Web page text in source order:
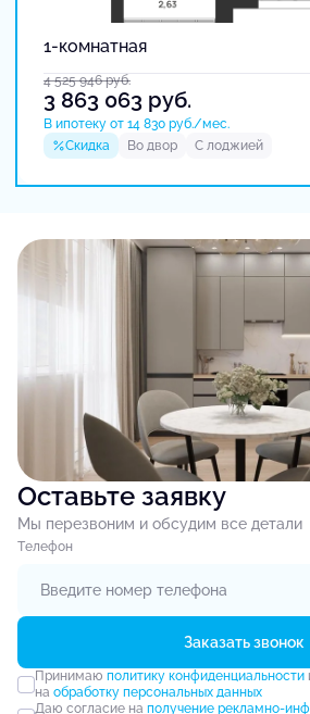
1-комнатная
4 525 946руб.
3 863 063 руб.
В ипотеку от 14 830 руб./мес.
Скидка
Во двор С лоджией
Оставьте заявку
Мы перезвоним и обсудим все детали
Tелефон
Заказать звонок
Принимаю политику конфиденциальности
на обработку персональных данных
Даю согласие на получение рекламно-